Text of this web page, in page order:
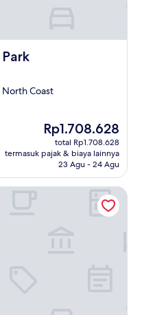
Coast
Harga
sekarang
Rp1.708.628
Rp1.708.628
total Rp1.708.628
termasuk pajak & biaya lainnya
23 Agu - 24 Agu